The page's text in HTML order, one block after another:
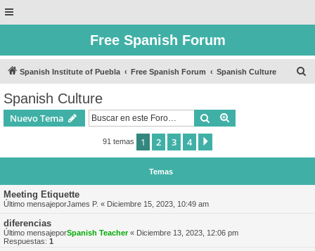
Free Spanish Forum
Spanish Institute of Puebla Free Spanish Forum Spanish Culture
Spanish Culture
Nuevo Tema Buscar
91 temas 1 2 3 4
Temas
Meeting Etiquette
Último mensajeporJames P. « Diciembre 15, 2023, 10:49 am
diferencias
Último mensajeporSpanish Teacher« Diciembre 13, 2023, 12:06 pm
Respuestas: 1